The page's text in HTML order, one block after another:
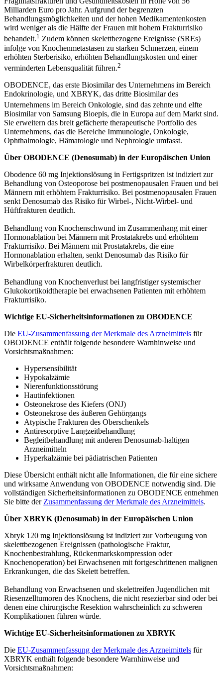
Milliarden Euro pro Jahr. Aufgrund der begrenzten
Behandlungsmöglichkeiten und der hohen Medikamentenkosten
wird weniger als die Hälfte der Frauen mit hohem Frakturrisiko
behandelt.1 Zudem können skelettbezogene Ereignisse (SREs)
infolge von Knochenmetastasen zu starken Schmerzen, einem
erhöhten Sterberisiko, erhöhten Behandlungskosten und einer
verminderten Lebensqualität führen.2
OBODENCE, das erste Biosimilar des Unternehmens im Bereich
Endokrinologie, und XBRYK, das dritte Biosimilar des
Unternehmens im Bereich Onkologie, sind das zehnteund elfte
Biosimilar von Samsung Bioepis, die in Europa auf dem Markt sind.
Sie erweitern das breit gefächerte therapeutische Portfolio des
Unternehmens, das die Bereiche Immunologie, Onkologie,
Ophthalmologie, Hämatologie und Nephrologie umfasst.
Über OBODENCE (Denosumab) in der Europäischen Union
Obodence 60 mg Injektionslösung in Fertigspritzen ist indiziert zur
Behandlung von Osteoporose bei postmenopausalen Frauen und bei
Männern mit erhöhtem Frakturrisiko. Bei postmenopausalen Frauen
senkt Denosumab das Risiko für Wirbel-, Nicht-Wirbel- und
Hüftfrakturen deutlich.
Behandlung von Knochenschwund im Zusammenhang mit einer
Hormonablation bei Männern mit Prostatakrebs und erhöhtem
Frakturrisiko. Bei Männern mit Prostatakrebs, die eine
Hormonablation erhalten, senkt Denosumab das Risiko für
Wirbelkörperfrakturen deutlich.
Behandlung von Knochenverlust bei langfristiger systemischer
Glukokortikoidtherapie bei erwachsenen Patienten mit erhöhtem
Frakturrisiko.
Wichtige EU-Sicherheitsinformationen zu OBODENCE
Die EU-Zusammenfassung der Merkmale des Arzneimittels für
OBODENCE enthält folgende besondere Warnhinweise und
Vorsichtsmaßnahmen:
Hypersensibilität
Hypokalzämie
Nierenfunktionsstörung
Hautinfektionen
Osteonekrose des Kiefers (ONJ)
Osteonekrose des äußeren Gehörgangs
Atypische Frakturen des Oberschenkels
Antiresorptive Langzeitbehandlung
Begleitbehandlung mit anderen Denosumab-haltigen
Arzneimitteln
Hyperkalzämie bei pädiatrischen Patienten
Diese Übersicht enthält nicht alle Informationen, die für eine sichere
und wirksame Anwendung von OBODENCE notwendig sind. Die
vollständigen Sicherheitsinformationen zu OBODENCE entnehmen
Sie bitte der Zusammenfassung der Merkmale des Arzneimittels.
Über XBRYK (Denosumab) in der Europäischen Union
Xbryk 120 mg Injektionslösung ist indiziert zur Vorbeugung von
skelettbezogenen Ereignissen (pathologische Fraktur,
Knochenbestrahlung, Rückenmarkskompression oder
Knochenoperation) bei Erwachsenen mit fortgeschrittenen malignen
Erkrankungen, die das Skelett betreffen.
Behandlung von Erwachsenen und skelettreifen Jugendlichen mit
Riesenzelltumoren des Knochens, die nicht resezierbar sind oder bei
denen eine chirurgische Resektion wahrscheinlich zu schweren
Komplikationen führen würde.
Wichtige EU-Sicherheitsinformationen zu XBRYK
Die EU-Zusammenfassung der Merkmale des Arzneimittels für
XBRYK enthält folgende besondere Warnhinweise und
Vorsichtsmaßnahmen: